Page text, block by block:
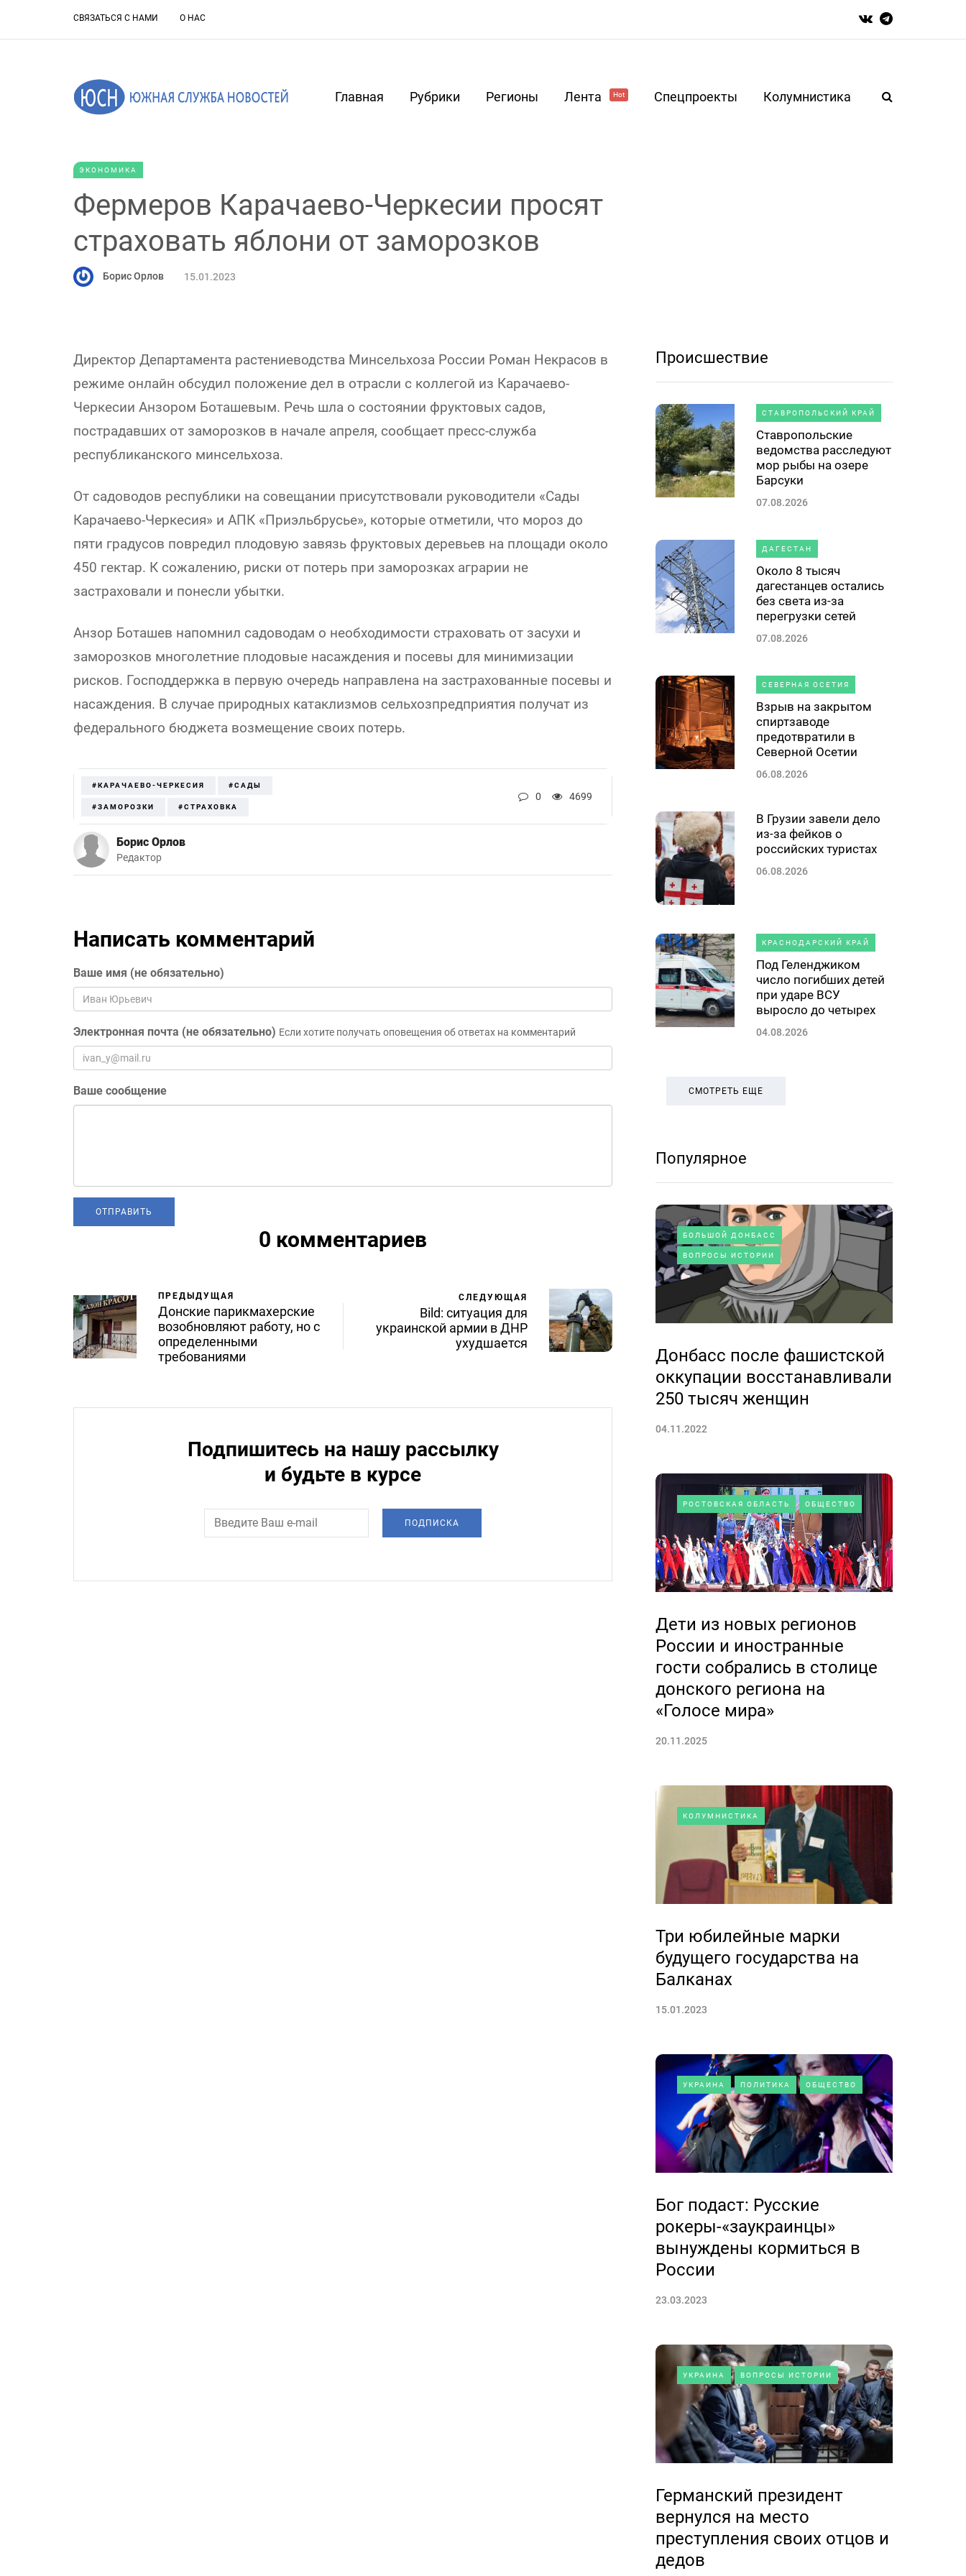
СВЯЗАТЬСЯ С НАМИ О НАС
Главная Рубрики Регионы Лента Hot Спецпроекты Колумнистика
ЭКОНОМИКА
Фермеров Карачаево-Черкесии просят
страховать яблони от заморозков
Борис Орлов 15.01.2023
Директор Департамента растениеводства Минсельхоза России Роман Некрасов в
режиме онлайн обсудил положение дел в отрасли с коллегой из Карачаево-
Черкесии Анзором Боташевым. Речь шла о состоянии фруктовых садов,
пострадавших от заморозков в начале апреля, сообщает пресс-служба
республиканского минсельхоза.
От садоводов республики на совещании присутствовали руководители «Сады
Карачаево-Черкесия» и АПК «Приэльбрусье», которые отметили, что мороз до
пяти градусов повредил плодовую завязь фруктовых деревьев на площади около
450 гектар. К сожалению, риски от потерь при заморозках аграрии не
застраховали и понесли убытки.
Анзор Боташев напомнил садоводам о необходимости страховать от засухи и
заморозков многолетние плодовые насаждения и посевы для минимизации
рисков. Господдержка в первую очередь направлена на застрахованные посевы и
насаждения. В случае природных катаклизмов сельхозпредприятия получат из
федерального бюджета возмещение своих потерь.
#КАРАЧАЕВО-ЧЕРКЕСИЯ #САДЫ
#ЗАМОРОЗКИ #СТРАХОВКА
0 4699
Борис Орлов
Редактор
Написать комментарий
Ваше имя (не обязательно)
Электронная почта (не обязательно) Если хотите получать оповещения об ответах на комментарий
Ваше сообщение
0 комментариев
ПРЕДЫДУЩАЯ
Донские парикмахерские
возобновляют работу, но с
определенными
требованиями
СЛЕДУЮЩАЯ
Bild: ситуация для
украинской армии в ДНР
ухудшается
Подпишитесь на нашу рассылку
и будьте в курсе
ПОДПИСКА
Происшествие
СТАВРОПОЛЬСКИЙ КРАЙ
Ставропольские
ведомства расследуют
мор рыбы на озере
Барсуки
07.08.2026
ДАГЕСТАН
Около 8 тысяч
дагестанцев остались
без света из-за
перегрузки сетей
07.08.2026
СЕВЕРНАЯ ОСЕТИЯ
Взрыв на закрытом
спиртзаводе
предотвратили в
Северной Осетии
06.08.2026
В Грузии завели дело
из-за фейков о
российских туристах
06.08.2026
КРАСНОДАРСКИЙ КРАЙ
Под Геленджиком
число погибших детей
при ударе ВСУ
выросло до четырех
04.08.2026
СМОТРЕТЬ ЕЩЕ
Популярное
БОЛЬШОЙ ДОНБАСС
ВОПРОСЫ ИСТОРИИ
Донбасс после фашистской
оккупации восстанавливали
250 тысяч женщин
04.11.2022
РОСТОВСКАЯ ОБЛАСТЬ ОБЩЕСТВО
Дети из новых регионов
России и иностранные
гости собрались в столице
донского региона на
«Голосе мира»
20.11.2025
КОЛУМНИСТИКА
Три юбилейные марки
будущего государства на
Балканах
15.01.2023
УКРАИНА ПОЛИТИКА ОБЩЕСТВО
Бог подаст: Русские
рокеры-«заукраинцы»
вынуждены кормиться в
России
23.03.2023
УКРАИНА ВОПРОСЫ ИСТОРИИ
Германский президент
вернулся на место
преступления своих отцов и
дедов